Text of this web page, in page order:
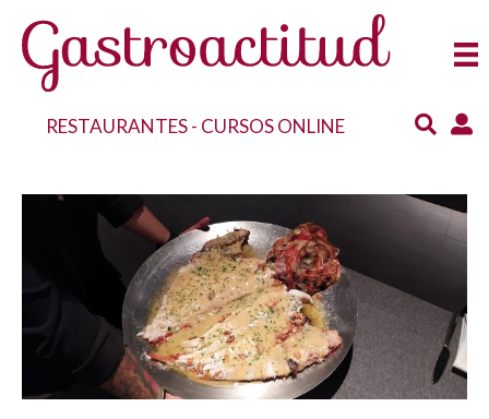
RESTAURANTES- CURSOS ONLINE